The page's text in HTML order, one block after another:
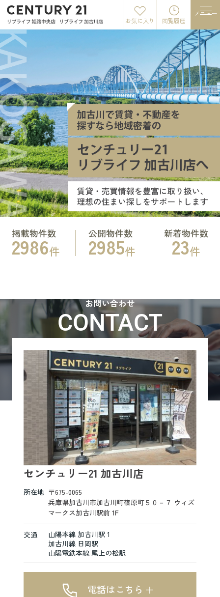
お気に入り 閲覧履歴
メニュー
掲載物件数
2986件
公開物件数
2985件
新着物件数
23件
お問い合わせ
CONTACT
センチュリー21 加古川店
所在地 〒675-0065
兵庫県加古川市加古川町篠原町５０－７ ウィズ
マークス加古川駅前 1F
交通
山陽本線 加古川駅 1
加古川線 日岡駅
山陽電鉄本線 尾上の松駅
電話はこちら